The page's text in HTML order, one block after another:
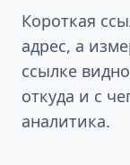
Короткая
адрес, а
ссылке
откуда и с
аналитика.